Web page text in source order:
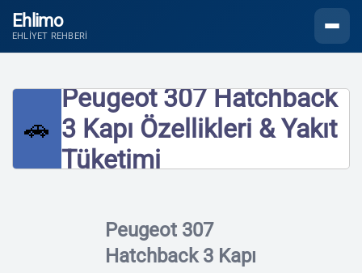
Ehlimo
EHLIYET REHBERI
🚗
Peugeot 307 Hatchback
3 Kapı Özellikleri & Yakıt
Tüketimi
Peugeot 307
Hatchback 3 Kapı